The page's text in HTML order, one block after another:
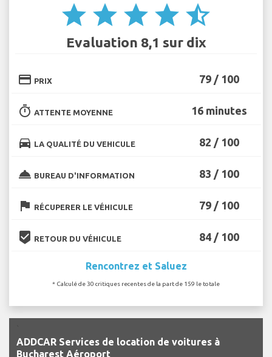
star star star star star_half
Evaluation 8,1 sur dix
credit_card PRIX 79 / 100
timer ATTENTE MOYENNE 16 minutes
directions_car LA QUALITÉ DU VEHICULE 82 / 100
room_service BUREAU D'INFORMATION 83 / 100
flag RÉCUPERER LE VÉHICULE 79 / 100
beenhere RETOUR DU VÉHICULE 84 / 100
Rencontrez et Saluez
* Calculé de 30 critiques recentes de la part de 159 le totale
ADDCAR Services de location de voitures à
Bucharest Aéroport